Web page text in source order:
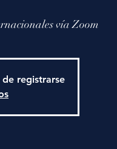
vía Zoom
registrarse